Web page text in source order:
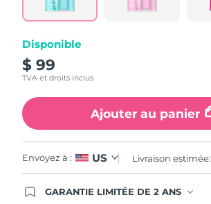
la
page.
Disponible
$ 99
TVA et droits inclus
Ajouter au panier
Envoyez à : US Livraison estimée:
GARANTIE LIMITÉE DE 2 ANS